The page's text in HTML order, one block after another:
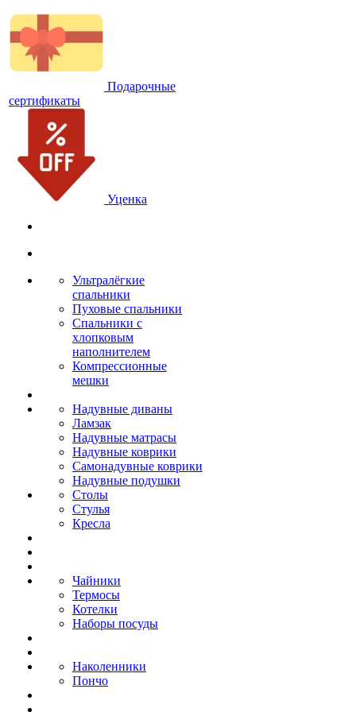
Подарочные
сертификаты
Уценка
Ультралёгкие
спальники
Пуховые спальники
Спальники с
хлопковым
наполнителем
Компрессионные
мешки
Надувные диваны
Ламзак
Надувные матрасы
Надувные коврики
Самонадувные коврики
Надувные подушки
Столы
Стулья
Кресла
Чайники
Термосы
Котелки
Наборы посуды
Наколенники
Пончо